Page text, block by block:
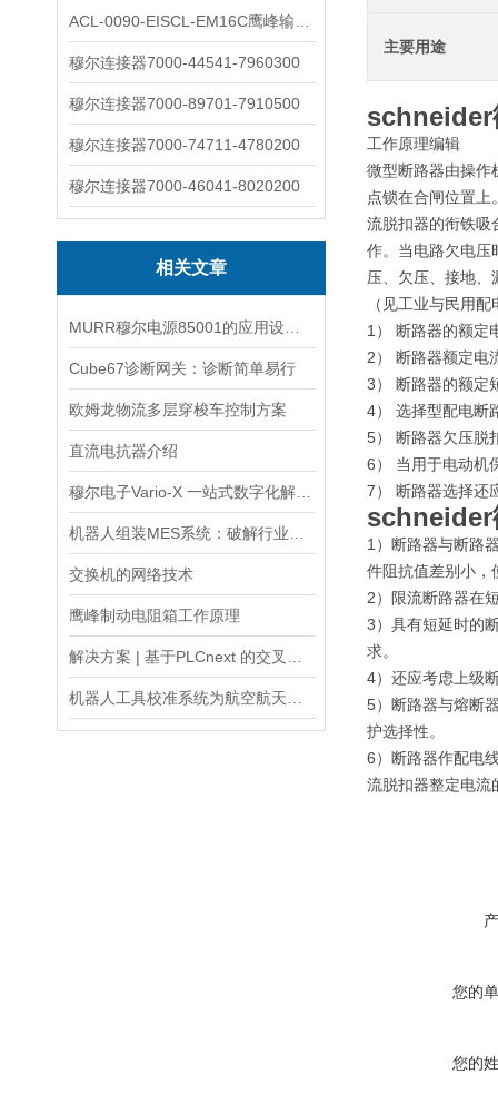
穆尔连接器7000-44541-7960300
穆尔连接器7000-89701-7910500
穆尔连接器7000-74711-4780200
穆尔连接器7000-46041-8020200
相关文章
Cube67诊断网关：诊断简单易行
欧姆龙物流多层穿梭车控制方案
直流电抗器介绍
交换机的网络技术
鹰峰制动电阻箱工作原理
主要用途
schneider
工作原理编辑
微型断路器由操作
点锁在合闸位置
流脱扣器的衔铁吸
作。当电路欠电压
压、欠压、接地、
（见工业与民用
1） 断路器的额定
2） 断路器额定电
3） 断路器的额定
4） 选择型配电断
5） 断路器欠压脱
6） 当用于电动机
7） 断路器选择还
schneider
1）断路器与断路
件阻抗值差别小，
2）限流断路器在
3）具有短延时的
求。
4）还应考虑上级
5）断路器与熔断
护选择性。
6）断路器作配电
流脱扣器整定电流
您的
您的